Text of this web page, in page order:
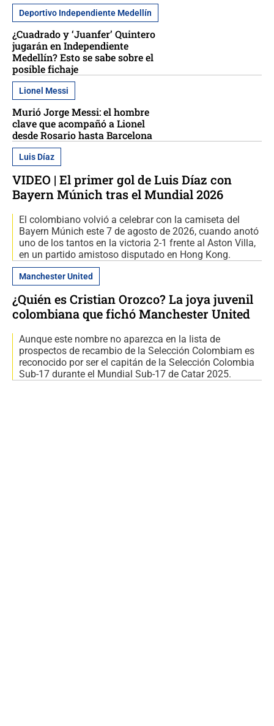
Deportivo Independiente Medellín
¿Cuadrado y ‘Juanfer’ Quintero
jugarán en Independiente
Medellín? Esto se sabe sobre el
posible fichaje
Lionel Messi
Murió Jorge Messi: el hombre
clave que acompañó a Lionel
desde Rosario hasta Barcelona
Luis Díaz
VIDEO | El primer gol de Luis Díaz con
Bayern Múnich tras el Mundial 2026
El colombiano volvió a celebrar con la camiseta del
Bayern Múnich este 7 de agosto de 2026, cuando anotó
uno de los tantos en la victoria 2-1 frente al Aston Villa,
en un partido amistoso disputado en Hong Kong.
Manchester United
¿Quién es Cristian Orozco? La joya juvenil
colombiana que fichó Manchester United
Aunque este nombre no aparezca en la lista de
prospectos de recambio de la Selección Colombiam es
reconocido por ser el capitán de la Selección Colombia
Sub-17 durante el Mundial Sub-17 de Catar 2025.